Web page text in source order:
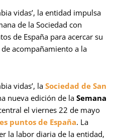
vidas’, la entidad impulsa
de la Sociedad con
de España para acercar su
acompañamiento a la
vidas’, la Sociedad de San
nueva edición de la Semana
el viernes 22 de mayo
puntos de España. La
la labor diaria de la entidad,